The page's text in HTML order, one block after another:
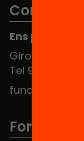
Contacte
Ens pots
Girona 34,
Tel 934 588
Formem